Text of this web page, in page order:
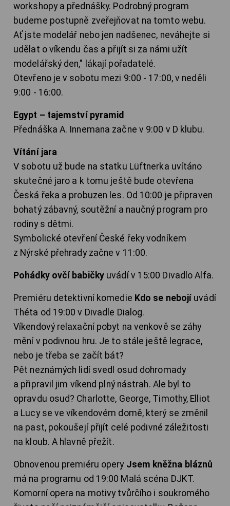
workshopy a přednášky. Podrobný program
budeme postupně zveřejňovat na tomto webu.
Ať jste modelář nebo jen nadšenec, neváhejte si
udělat o víkendu čas a přijít si za námi užít
modelářský den," lákají pořadatelé.
Otevřeno je v sobotu mezi 9:00 - 17:00, v neděli
9:00 - 16:00.
Egypt – tajemství pyramid
Přednáška A. Innemana začne v 9:00 v D klubu.
Vítání jara
V sobotu už bude na statku Lüftnerka uvítáno
skutečné jaro a k tomu ještě bude otevřena
Česká řeka a probuzen les. Od 10:00 je připraven
bohatý zábavný, soutěžní a naučný program pro
rodiny s dětmi.
Symbolické otevření České řeky vodníkem
z Nýrské přehrady začne v 11:00.
Pohádky ovčí babičky uvádí v 15:00 Divadlo Alfa.
Premiéru detektivní komedie Kdo se nebojí uvádí
Théta od 19:00 v Divadle Dialog.
Víkendový relaxační pobyt na venkově se záhy
mění v podivnou hru. Je to stále ještě legrace,
nebo je třeba se začít bát?
Pět neznámých lidí svedl osud dohromady
a připravil jim víkend plný nástrah. Ale byl to
opravdu osud? Charlotte, George, Timothy, Elliot
a Lucy se ve víkendovém domě, který se změnil
na past, pokoušejí přijít celé podivné záležitosti
na kloub. A hlavně přežít.
Obnovenou premiéru opery Jsem kněžna bláznů
má na programu od 19:00 Malá scéna DJKT.
Komorní opera na motivy tvůrčího i soukromého